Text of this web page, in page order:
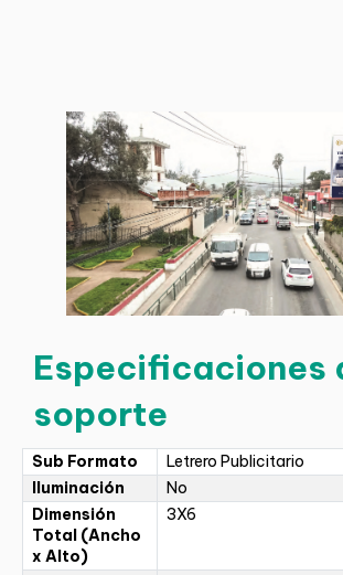
Especificaciones
soporte
Sub Formato
Letrero Publicitario
Iluminación
No
Dimensión
Total (Ancho
x Alto)
3X6